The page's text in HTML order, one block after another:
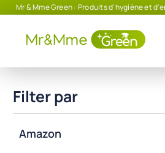
Mr & Mme Green : Produits d'hygiène et
Filter par
Amazon